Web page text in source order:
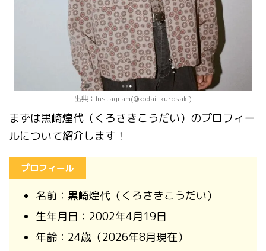
出典：Instagram(@kodai_kurosaki)
まずは黒崎煌代（くろさきこうだい）のプロフィー
ルについて紹介します！
プロフィール
名前：黒崎煌代（くろさきこうだい）
生年月日：2002年4月19日
年齢：24歳（2026年8月現在）